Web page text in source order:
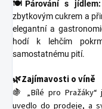
🍽️Párování s jídlem:
zbytkovým cukrem a
elegantní a
hodí k lehčím
samostatnému pití.
🌿Zajímavosti o víně
🍇 „Bílé pro
uvedlo do prodeje, a